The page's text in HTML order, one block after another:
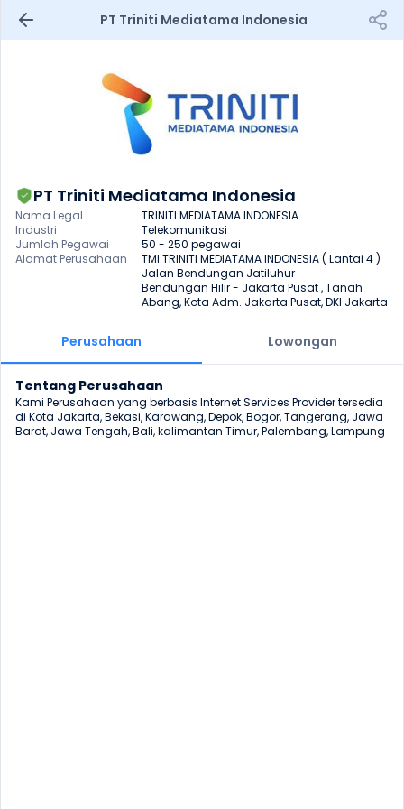
PT Triniti Mediatama Indonesia
PT Triniti Mediatama Indonesia
Nama Legal
TRINITI MEDIATAMA INDONESIA
Industri
Telekomunikasi
Jumlah Pegawai
50 - 250 pegawai
Alamat Perusahaan
TMI TRINITI MEDIATAMA INDONESIA ( Lantai 4 )
Jalan Bendungan Jatiluhur
Bendungan Hilir - Jakarta Pusat , Tanah
Abang, Kota Adm. Jakarta Pusat, DKI Jakarta
Perusahaan Lowongan
Tentang Perusahaan
Kami Perusahaan yang berbasis Internet Services Provider tersedia
di Kota Jakarta, Bekasi, Karawang, Depok, Bogor, Tangerang, Jawa
Barat, Jawa Tengah, Bali, kalimantan Timur, Palembang, Lampung